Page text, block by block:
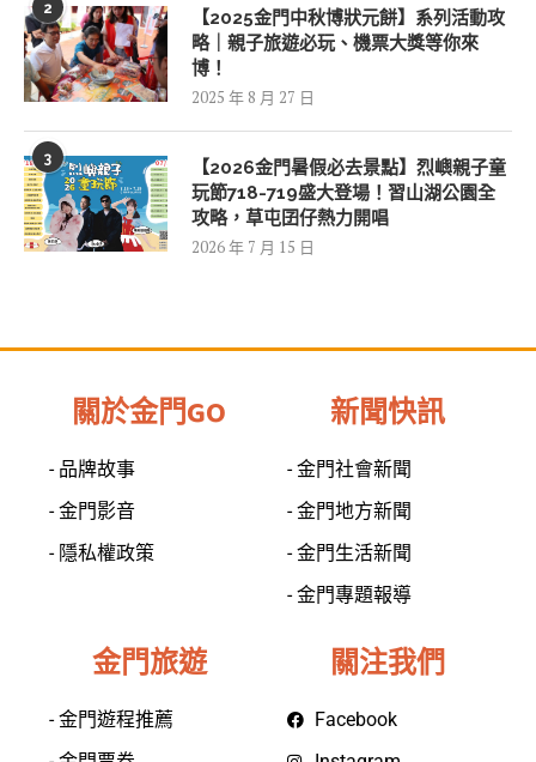
2
【2025金門中秋博狀元餅】系列活動攻
略｜親子旅遊必玩、機票大獎等你來
博！
2025 年 8 月 27 日
3
【2026金門暑假必去景點】烈嶼親子童
玩節718-719盛大登場！習山湖公園全
攻略，草屯囝仔熱力開唱
2026 年 7 月 15 日
關於金門GO
- 品牌故事
- 金門影音
- 隱私權政策
新聞快訊
- 金門社會新聞
- 金門地方新聞
- 金門生活新聞
- 金門專題報導
金門旅遊
- 金門遊程推薦
關注我們
Facebook